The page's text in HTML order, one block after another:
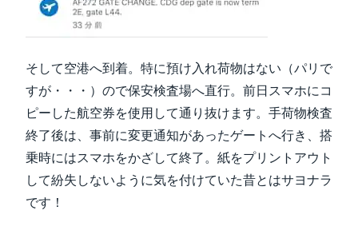
そして空港へ到着。特に預け入れ荷物はない（パリで
すが・・・）ので保安検査場へ直行。前日スマホにコ
ピーした航空券を使用して通り抜けます。手荷物検査
終了後は、事前に変更通知があったゲートへ行き、搭
乗時にはスマホをかざして終了。紙をプリントアウト
して紛失しないように気を付けていた昔とはサヨナラ
です！